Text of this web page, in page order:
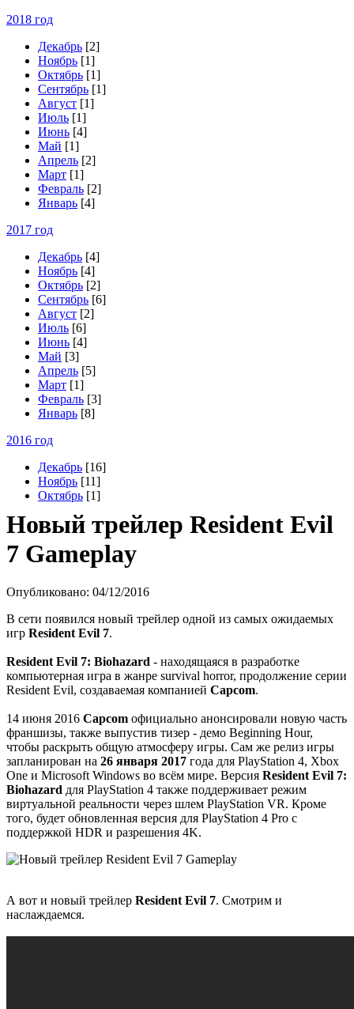
2018 год
Декабрь [2]
Ноябрь [1]
Октябрь [1]
Сентябрь [1]
Август [1]
Июль [1]
Июнь [4]
Май [1]
Апрель [2]
Март [1]
Февраль [2]
Январь [4]
2017 год
Декабрь [4]
Ноябрь [4]
Октябрь [2]
Сентябрь [6]
Август [2]
Июль [6]
Июнь [4]
Май [3]
Апрель [5]
Март [1]
Февраль [3]
Январь [8]
2016 год
Декабрь [16]
Ноябрь [11]
Октябрь [1]
Новый трейлер Resident Evil
7 Gameplay
Опубликовано: 04/12/2016
В сети появился новый трейлер одной из самых ожидаемых
игр Resident Evil 7.
Resident Evil 7: Biohazard - находящаяся в разработке
компьютерная игра в жанре survival horror, продолжение серии
Resident Evil, создаваемая компанией Capcom.
14 июня 2016 Capcom официально анонсировали новую часть
франшизы, также выпустив тизер - демо Beginning Hour,
чтобы раскрыть общую атмосферу игры. Сам же релиз игры
запланирован на 26 января 2017 года для PlayStation 4, Xbox
One и Microsoft Windows во всём мире. Версия Resident Evil 7:
Biohazard для PlayStation 4 также поддерживает режим
виртуальной реальности через шлем PlayStation VR. Кроме
того, будет обновленная версия для PlayStation 4 Pro с
поддержкой HDR и разрешения 4K.
А вот и новый трейлер Resident Evil 7. Смотрим и
наслаждаемся.